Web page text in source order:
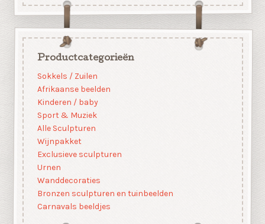
Productcategorieën
Sokkels / Zuilen
Afrikaanse beelden
Kinderen / baby
Sport & Muziek
Alle Sculpturen
Wijnpakket
Exclusieve sculpturen
Urnen
Wanddecoraties
Bronzen sculpturen en tuinbeelden
Carnavals beeldjes